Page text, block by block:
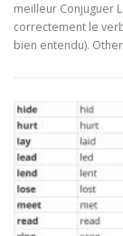
meilleur Conjuguer
correctement le
bien entendu).